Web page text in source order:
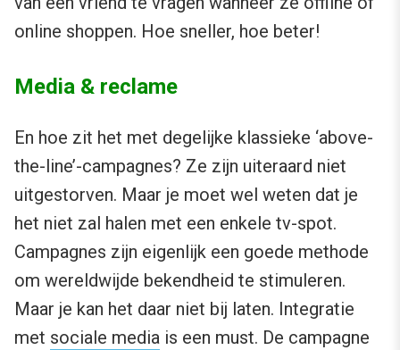
online shoppen. Hoe sneller, hoe beter!
Media & reclame
En hoe zit het met degelijke klassieke ‘above-
the-line’-campagnes? Ze zijn uiteraard niet
uitgestorven. Maar je moet wel weten dat je
het niet zal halen met een enkele tv-spot.
Campagnes zijn eigenlijk een goede methode
om wereldwijde bekendheid te stimuleren.
Maar je kan het daar niet bij laten. Integratie
met sociale media is een must. De campagne